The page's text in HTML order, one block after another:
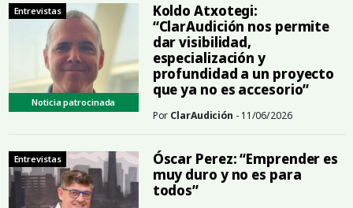
Entrevistas
Noticia patrocinada
Koldo Atxotegi:
“ClarAudición nos permite
dar visibilidad,
especialización y
profundidad a un proyecto
que ya no es accesorio”
Por ClarAudición - 11/06/2026
Entrevistas
Óscar Perez: “Emprender es
muy duro y no es para
todos”